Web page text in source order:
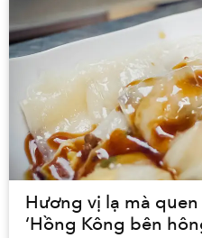
Hương vị lạ mà
‘Hồng Kông bên